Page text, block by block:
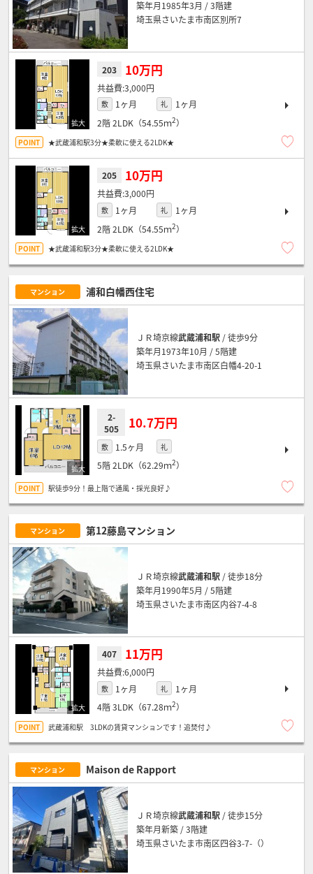
築年月1985年3月 / 3階建
埼玉県さいたま市南区別所7
203 10万円
3,000円
敷 1ヶ月 礼
1ヶ月
2階2LDK（54.55ｍ2）
★武蔵浦和駅3分★柔軟に使える2LDK★
205 10万円
3,000円
敷 1ヶ月 礼
1ヶ月
2階2LDK（54.55ｍ2）
★武蔵浦和駅3分★柔軟に使える2LDK★
マンション 浦和白幡西住宅
ＪＲ埼京線武蔵浦和駅 / 徒歩9分
築年月1973年10月 / 5階建
埼玉県さいたま市南区白幡4-20-1
2-
505
10.7万円
敷 1.5ヶ月 礼
5階2LDK（62.29ｍ2）
駅徒歩9分！最上階で通風・採光良好♪
マンション 第12藤島マンション
ＪＲ埼京線武蔵浦和駅 / 徒歩18分
築年月1990年5月 / 5階建
埼玉県さいたま市南区内谷7-4-8
407 11万円
6,000円
敷 1ヶ月 礼
1ヶ月
4階3LDK（67.28ｍ2）
武蔵浦和駅 3LDKの賃貸マンションです！追焚付♪
マンション Maison de Rapport
ＪＲ埼京線武蔵浦和駅 / 徒歩15分
築年月新築 / 3階建
埼玉県さいたま市南区四谷3-7-（）